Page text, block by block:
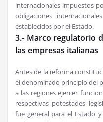
internacionales impuestos
obligaciones
establecidos por el Estado.
3.- Marco regulatorio
las empresas italianas
Antes de la reforma
el denominado principio del
a las regiones ejercer
respectivas potestades
fue general para el Estado